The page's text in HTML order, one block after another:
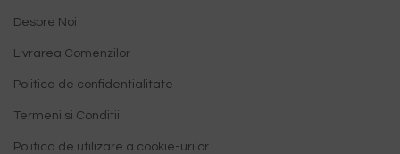
Despre Noi
Livrarea Comenzilor
Politica de confidentialitate
Termeni si Conditii
Politica de utilizare a cookie-urilor